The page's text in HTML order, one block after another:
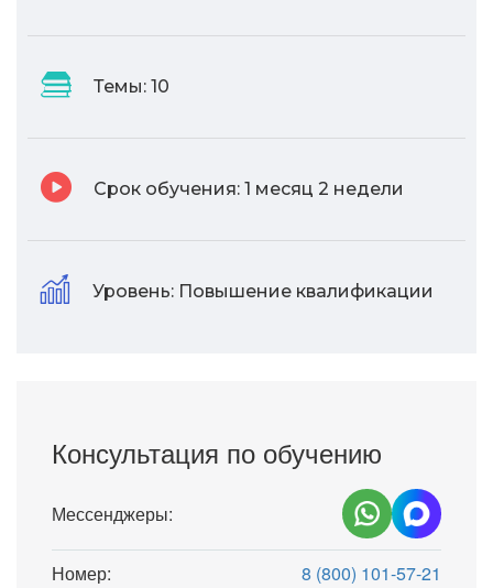
Темы: 10
Срок обучения: 1 месяц 2 недели
Уровень: Повышение квалификации
Консультация по обучению
Мессенджеры:
Номер:
8 (800) 101-57-21